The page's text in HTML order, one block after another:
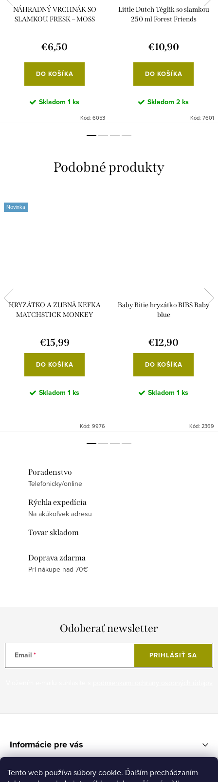
Tento web používa súbory cookie. Ďalším prechádzaním
NÁHRADNÝ VRCHNÁK SO
SLAMKOU FRESK – MOSS
€6,50
DO KOŠÍKA
Skladom 1 ks
Kód: 6053
Little Dutch Téglik so slamkou
250 ml Forest Friends
€10,90
DO KOŠÍKA
Skladom 2 ks
Kód: 7601
Novinka
HRYZÁTKO A ZUBNÁ KEFKA
MATCHSTICK MONKEY
€15,99
DO KOŠÍKA
Skladom 1 ks
Kód: 9976
Baby Bitie hryzátko BIBS Baby
blue
€12,90
DO KOŠÍKA
Skladom 1 ks
Kód: 2369
Poradenstvo
Telefonicky/online
Rýchla expedícia
Na akúkoľvek adresu
Tovar skladom
Doprava zdarma
Pri nákupe nad 70€
Odoberať newsletter
Email PRIHLÁSIŤ SA
p
Informácie pre vás
Instagram